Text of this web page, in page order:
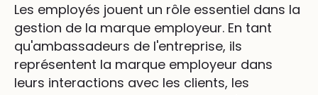
Les employés jouent un rôle essentiel dans la
gestion de la marque employeur. En tant
qu'ambassadeurs de l'entreprise, ils
représentent la marque employeur dans
leurs interactions avec les clients, les